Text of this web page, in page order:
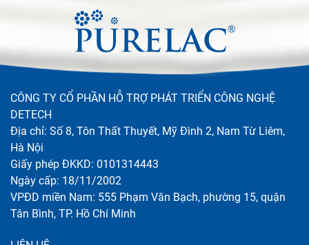
CÔNG TY CỔ PHẦN HỖ TRỢ PHÁT TRIỂN CÔNG NGHỆ
DETECH
Địa chỉ: Số 8, Tôn Thất Thuyết, Mỹ Đình 2, Nam Từ Liêm,
Hà Nội
Giấy phép ĐKKD: 0101314443
Ngày cấp: 18/11/2002
VPĐD miền Nam: 555 Phạm Văn Bạch, phường 15, quận
Tân Bình, TP. Hồ Chí Minh